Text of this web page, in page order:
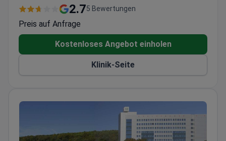
Auszeichnung durch das Focus-Magazin für
Allgemeine und spezialisierte orthopädische
Versorgung verfügbar
2.75 Bewertungen
Preis auf Anfrage
Kostenloses Angebot einholen
Klinik-Seite